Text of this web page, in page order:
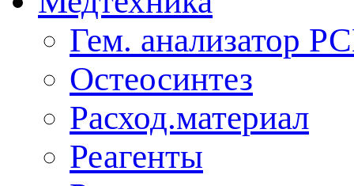
Гем. анализатор
Остеосинтез
Расход.материал
Реагенты